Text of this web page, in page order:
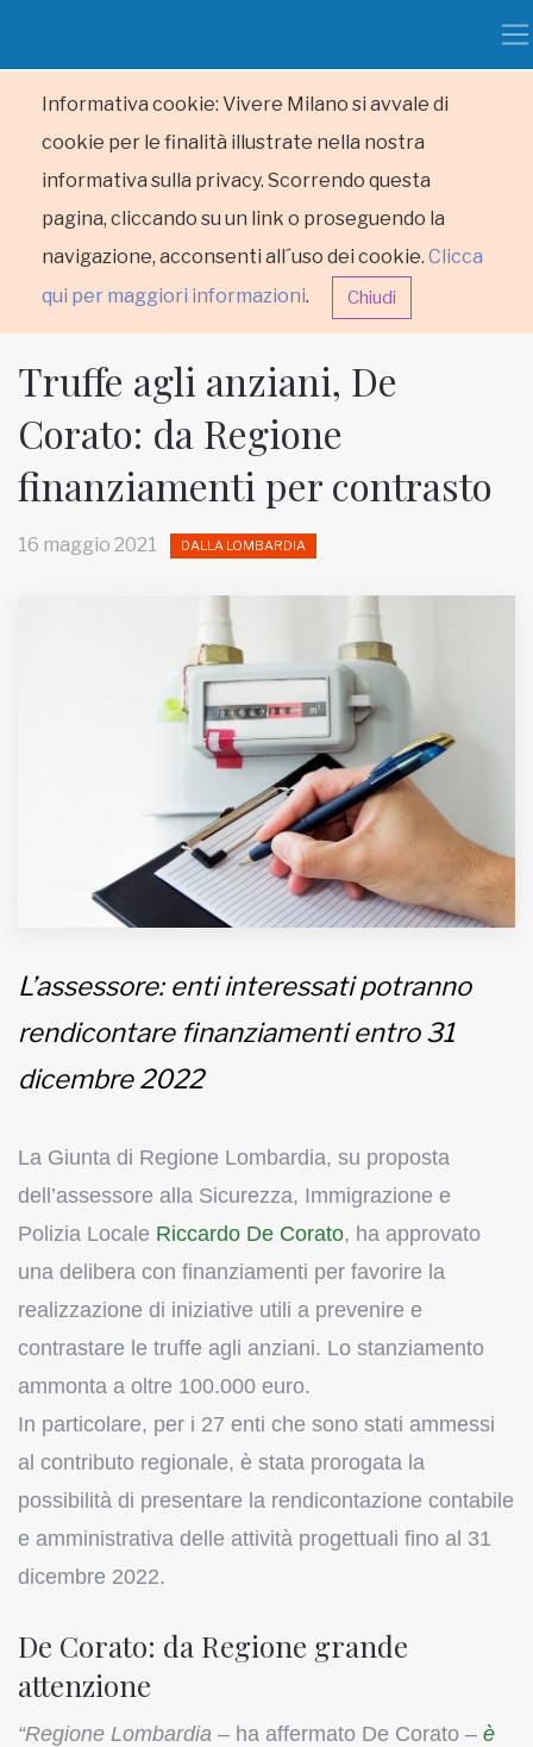
Informativa cookie: Vivere Milano si avvale di
cookie per le finalità illustrate nella nostra
informativa sulla privacy. Scorrendo questa
pagina, cliccando su un link o proseguendo la
navigazione, acconsenti all´uso dei cookie. Clicca
qui per maggiori informazioni. Chiudi
HOME
Inviateci le vostre segnalazioni
Iscriviti alla newsletter
Fondato e diretto da Enzo De
EDB edizioni - Via Brivio angolo C.
Imbonati, 89 20159 Milano (Italia)
Informativa sulla privacy
Truffe agli anziani, De
Corato: da Regione
finanziamenti per contrasto
16 maggio 2021 DALLA LOMBARDIA
L’assessore: enti interessati potranno
rendicontare finanziamenti entro 31
dicembre 2022
La Giunta di Regione Lombardia, su proposta
dell’assessore alla Sicurezza, Immigrazione e
Polizia Locale Riccardo De Corato, ha approvato
una delibera con finanziamenti per favorire la
realizzazione di iniziative utili a prevenire e
contrastare le truffe agli anziani. Lo stanziamento
ammonta a oltre 100.000 euro.
In particolare, per i 27 enti che sono stati ammessi
al contributo regionale, è stata prorogata la
possibilità di presentare la rendicontazione contabile
e amministrativa delle attività progettuali fino al 31
dicembre 2022.
De Corato: da Regione grande
attenzione
“Regione Lombardia – ha affermato De Corato – è